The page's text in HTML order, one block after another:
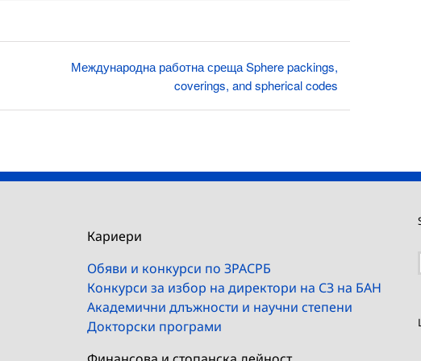
Международна работна среща Sphere packings,
coverings, and spherical codes
Кариери
Обяви и конкурси по ЗРАСРБ
Конкурси за избор на директори на СЗ на БАН
Академични длъжности и научни степени
Докторски програми